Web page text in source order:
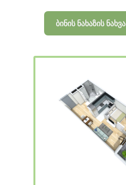
ბინის ნახაზის ნახვა